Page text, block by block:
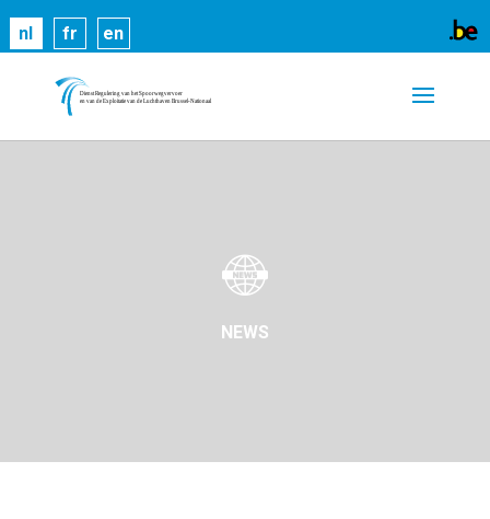
nl fr en
NEWS
Cookies helpen ons bij het leveren van onze
diensten. Door gebruik te maken van onze diensten,
gaat u akkoord met ons gebruik van cookies.
informatie